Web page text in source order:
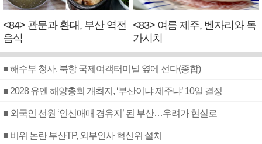
<84> 관문과 환대, 부산 역전
음식
<83> 여름 제주, 벤자리와 독
가시치
■ 해수부 청사, 북항 국제여객터미널 옆에 선다(종합)
■ 2028 유엔 해양총회 개최지, ‘부산이냐 제주냐’ 10일 결정
■ 외국인 선원 ‘인신매매 경유지’ 된 부산…우려가 현실로
■ 비위 논란 부산TP, 외부인사 혁신위 설치